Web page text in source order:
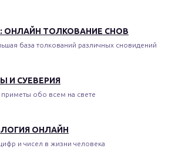
ОНЛАЙН ТОЛКОВАНИЕ СНОВ
база толкований различных сновидений
И СУЕВЕРИЯ
обо всем на свете
ОНЛАЙН
и чисел в жизни человека